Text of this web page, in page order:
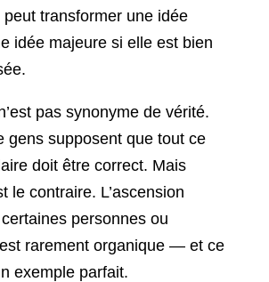
transformer une idée
idée majeure si elle est bien
pas synonyme de vérité.
gens supposent que tout ce
doit être correct. Mais
le contraire. L’ascension
personnes ou
rarement organique — et ce
exemple parfait.